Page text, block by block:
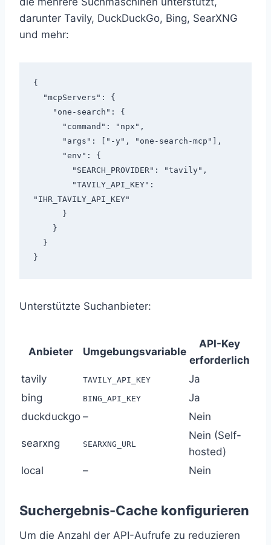
darunter Tavily, DuckDuckGo, Bing, SearXNG
und mehr:
{
"IHR_TAVILY_API_KEY"
Unterstützte Suchanbieter:
Anbieter Umgebungsvariable
API-Key
erforderlich
tavily
TAVILY_API_KEY
Ja
bing
BING_API_KEY
Ja
duckduckgo – Nein
searxng SEARXNG_URL
Nein (Self-
hosted)
local
– Nein
Suchergebnis-Cache konfigurieren
Um die Anzahl der API-Aufrufe zu reduzieren